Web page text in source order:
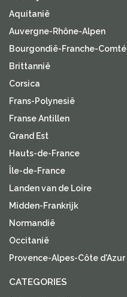
Aquitanië
Auvergne-Rhône-Alpen
Bourgondië-Franche-Comté
Brittannië
Corsica
Frans-Polynesië
Franse Antillen
Grand Est
Hauts-de-France
Île-de-France
Landen van de Loire
Midden-Frankrijk
Normandië
Occitanië
Provence-Alpes-Côte d'Azur
CATEGORIES